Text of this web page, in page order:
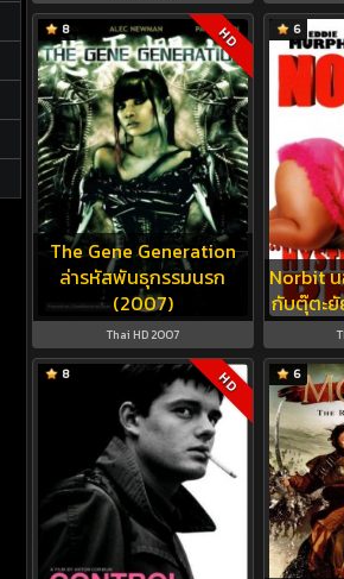
The Gene Generation
ล่ารหัสพันธุกรรมนรก
(2007)
8 HD
Thai HD 2007
Norbit
กับตุ๊ตะยั
6
8 HD 6